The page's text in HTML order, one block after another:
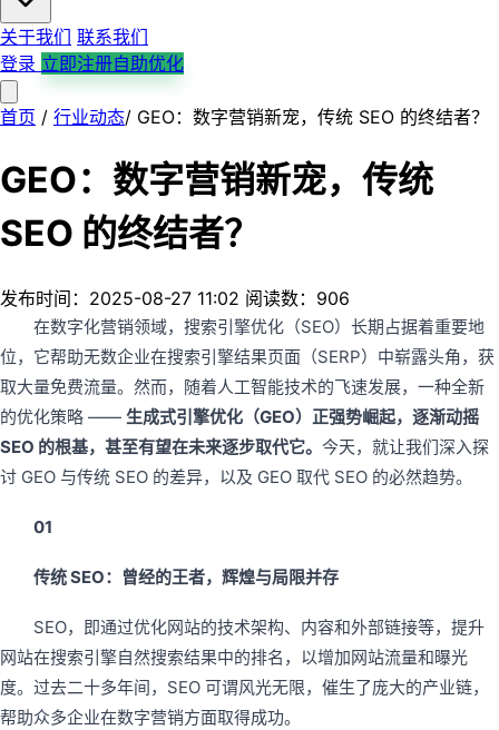
关于我们 联系我们
登录 立即注册自助优化
首页 产品服务 解决方案 平台支持 行业案例 行业动态 公司新闻
首页 / 行业动态/ GEO：数字营销新宠，传统 SEO 的终结者？
GEO：数字营销新宠，传统
SEO 的终结者？
发布时间：2025-08-27 11:02 阅读数：906
在数字化营销领域，搜索引擎优化（SEO）长期占据着重要地
位，它帮助无数企业在搜索引擎结果页面（SERP）中崭露头角，获
取大量免费流量。然而，随着人工智能技术的飞速发展，一种全新
的优化策略 —— 生成式引擎优化（GEO）正强势崛起，逐渐动摇
SEO 的根基，甚至有望在未来逐步取代它。 今天，就让我们深入探
讨 GEO 与传统 SEO 的差异，以及 GEO 取代 SEO 的必然趋势。
01
传统 SEO：曾经的王者，辉煌与局限并存
SEO，即通过优化网站的技术架构、内容和外部链接等，提升
网站在搜索引擎自然搜索结果中的排名，以增加网站流量和曝光
度。过去二十多年间，SEO 可谓风光无限，催生了庞大的产业链，
帮助众多企业在数字营销方面取得成功。